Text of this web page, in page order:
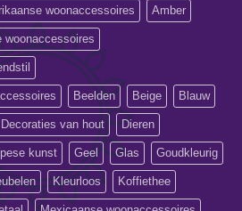
woonaccessoires Amber
woonaccessoires
Beelden Beige Blauw
Decoraties van hout Dieren
kunst Geel Glas Goudkleurig
Kleurloos Koffiethee